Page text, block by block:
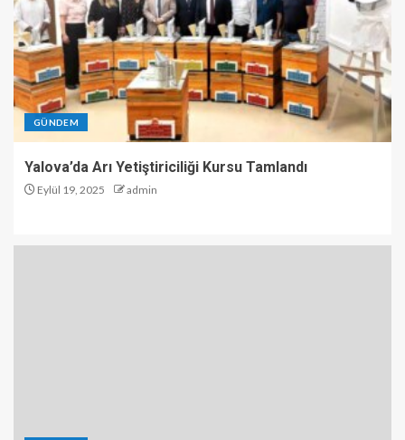
GÜNDEM
Yalova’da Arı Yetiştiriciliği Kursu Tamlandı
Eylül 19, 2025 admin